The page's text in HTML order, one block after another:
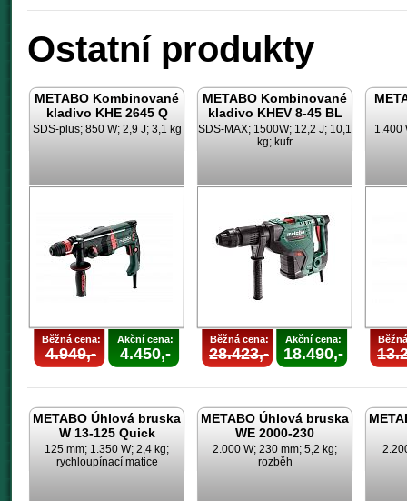
Ostatní produkty
METABO Kombinované
kladivo KHE 2645 Q
SDS-plus; 850 W; 2,9 J; 3,1 kg
Běžná cena:
4.949,-
Akční cena:
4.450,-
METABO Kombinované
kladivo KHEV 8-45 BL
SDS-MAX; 1500W; 12,2 J; 10,1
kg; kufr
Běžná cena:
28.423,-
Akční cena:
18.490,-
1.400
METABO Úhlová bruska
W 13-125 Quick
125 mm; 1.350 W; 2,4 kg;
rychloupínací matice
METABO Úhlová bruska
WE 2000-230
2.000 W; 230 mm; 5,2 kg;
rozběh